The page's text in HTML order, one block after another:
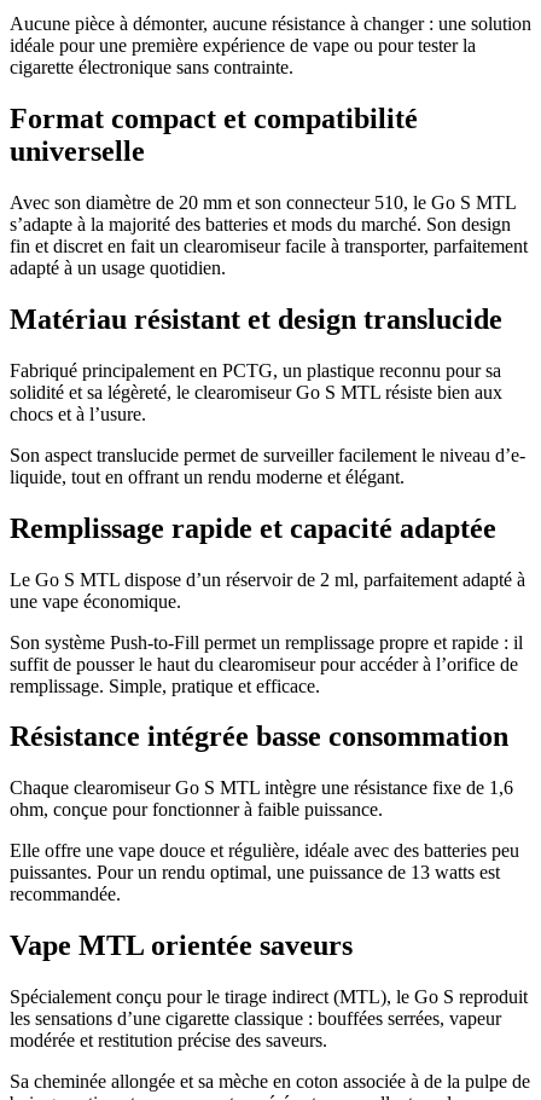
Aucune pièce à démonter, aucune résistance à changer : une solution
idéale pour une première expérience de vape ou pour tester la
cigarette électronique sans contrainte.
Format compact et compatibilité
universelle
Avec son diamètre de 20 mm et son connecteur 510, le Go S MTL
s’adapte à la majorité des batteries et mods du marché. Son design
fin et discret en fait un clearomiseur facile à transporter, parfaitement
adapté à un usage quotidien.
Matériau résistant et design translucide
Fabriqué principalement en PCTG, un plastique reconnu pour sa
solidité et sa légèreté, le clearomiseur Go S MTL résiste bien aux
chocs et à l’usure.
Son aspect translucide permet de surveiller facilement le niveau d’e-
liquide, tout en offrant un rendu moderne et élégant.
Remplissage rapide et capacité adaptée
Le Go S MTL dispose d’un réservoir de 2 ml, parfaitement adapté à
une vape économique.
Son système Push-to-Fill permet un remplissage propre et rapide : il
suffit de pousser le haut du clearomiseur pour accéder à l’orifice de
remplissage. Simple, pratique et efficace.
Résistance intégrée basse consommation
Chaque clearomiseur Go S MTL intègre une résistance fixe de 1,6
ohm, conçue pour fonctionner à faible puissance.
Elle offre une vape douce et régulière, idéale avec des batteries peu
puissantes. Pour un rendu optimal, une puissance de 13 watts est
recommandée.
Vape MTL orientée saveurs
Spécialement conçu pour le tirage indirect (MTL), le Go S reproduit
les sensations d’une cigarette classique : bouffées serrées, vapeur
modérée et restitution précise des saveurs.
Sa cheminée allongée et sa mèche en coton associée à de la pulpe de